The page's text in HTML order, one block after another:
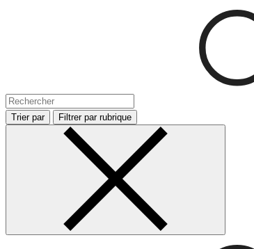
Trier par Filtrer par rubrique